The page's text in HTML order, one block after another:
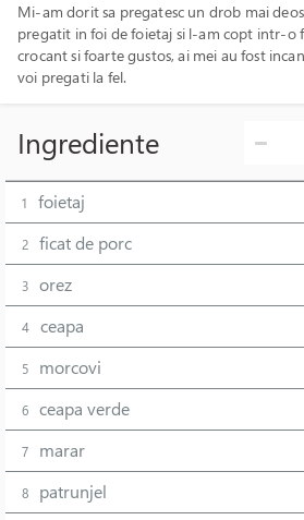
Mi-am dorit sa pregatesc un drob mai
pregatit in foi de foietaj si l-am copt intr-o
crocant si foarte gustos, ai mei au fost
voi pregati la fel.
Ingrediente
1 foietaj
2 ficat de porc
3 orez
4 ceapa
5 morcovi
6 ceapa verde
7 marar
8 patrunjel